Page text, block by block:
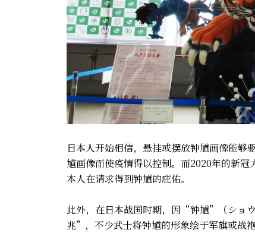
日本人开始相信，悬挂或摆放钟馗画像能够
馗画像而使疫情得以控制。而2020年的新
本人在请求得到钟馗的庇佑。
此外，在日本战国时期，因“钟馗”（ショ
兆”，不少武士将钟馗的形象绘于军旗或战